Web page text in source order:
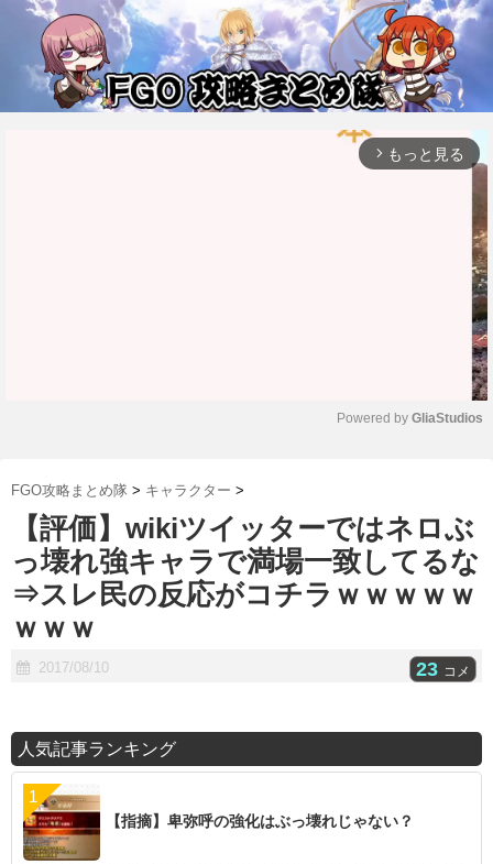
arrow_forward_ios もっと見る
e
Powered by GliaStudios
FGO攻略まとめ隊 > キャラクター >
【評価】wikiツイッターではネロぶ
っ壊れ強キャラで満場一致してるな
⇒スレ民の反応がコチラｗｗｗｗｗ
ｗｗｗ
2017/08/10 23 コメ
人気記事ランキング
【指摘】卑弥呼の強化はぶっ壊れじゃない？